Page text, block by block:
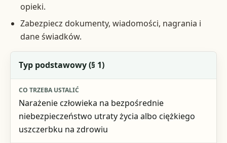
opieki.
Zabezpiecz dokumenty, wiadomości, nagrania i
dane świadków.
Wariant z art. 160 kk
Co trzeba ustalić
Sankcja wskazana w materiale
Najważniejsza uwaga praktyczna
Typ podstawowy (§ 1)
Narażenie człowieka na bezpośrednie
niebezpieczeństwo utraty życia albo ciężkiego
uszczerbku na zdrowiu